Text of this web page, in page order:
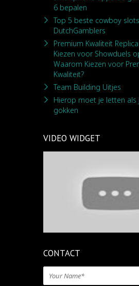
6 bepalen
Top 5 beste cowboy
DutchGamblers
Premium Kwaliteit
Kiezen voor Showduels
Waarom Kiezen voor
Kwaliteit?
Team Building Uitjes
Hierop moet je letten als
gokken
VIDEO WIDGET
CONTACT